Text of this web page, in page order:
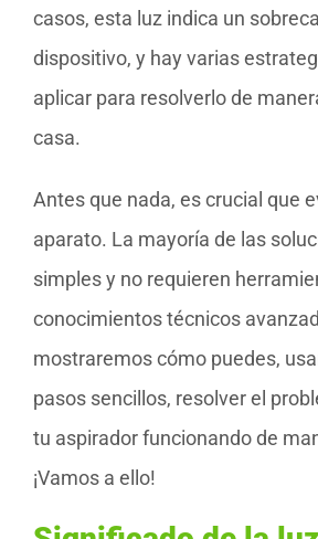
casos, esta luz indica un
dispositivo, y hay varias
aplicar para resolverlo de
casa.
Antes que nada, es crucial que
aparato. La mayoría de las
simples y no requieren
conocimientos técnicos
mostraremos cómo puedes,
pasos sencillos, resolver el
tu aspirador funcionando de
¡Vamos a ello!